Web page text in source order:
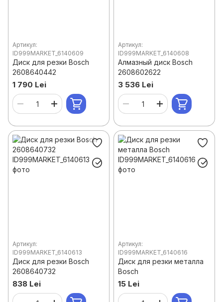
Артикул:
ID999MARKET_6140609
Диск для резки Bosch
2608640442
1 790 Lei
Артикул:
ID999MARKET_6140608
Алмазный диск Bosch
2608602622
3 536 Lei
Артикул:
ID999MARKET_6140613
Диск для резки Bosch
2608640732
838 Lei
Артикул:
ID999MARKET_6140616
Диск для резки металла
Bosch
15 Lei